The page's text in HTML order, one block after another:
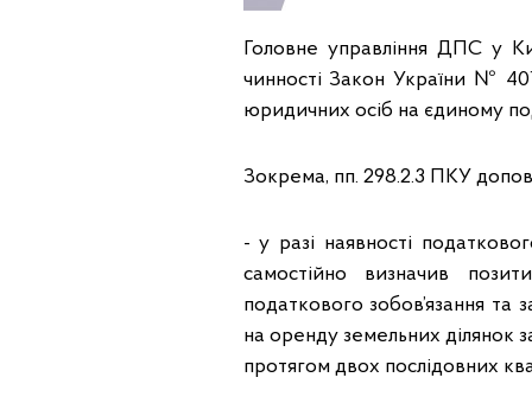
Головне управління ДПС у
чинності Закон України №
юридичних осіб на єдиному
Зокрема, пп. 298.2.3 ПКУ
- у разі наявності
самостійно визначив
податкового зобов’язання та
на оренду земельних ділянок
протягом двох послідовних